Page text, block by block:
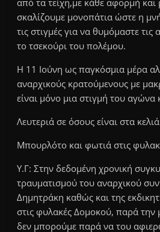
από τα τείχη,με κάθε αφορμή και
σκαλίζουμε μονοπάτια ώστε η
τις στιγμές για να θυμόμαστε τις
το τσεκούρι του πολέμου.
Η 11 Ιούνη ως παγκόσμια μέρα
αναρχικούς κρατούμενους με
είναι μόνο μια στιγμή του αγώνα
Λευτεριά σε όσους είναι στα
Μπουρλότο και φωτιά στις
Υ.Γ: Στην δεδομένη χρονική
τραυματισμού του αναρχικού
Δημητράκη καθώς και της
στις φυλακές Δομοκού, παρά την
δεν μπορούμε παρά να του